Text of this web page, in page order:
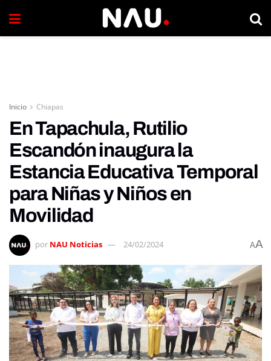
Inicio Chiapas
En Tapachula, Rutilio
Escandón inaugura la
Estancia Educativa Temporal
para Niñas y Niños en
Movilidad
por NAU Noticias 24/02/2024 AA